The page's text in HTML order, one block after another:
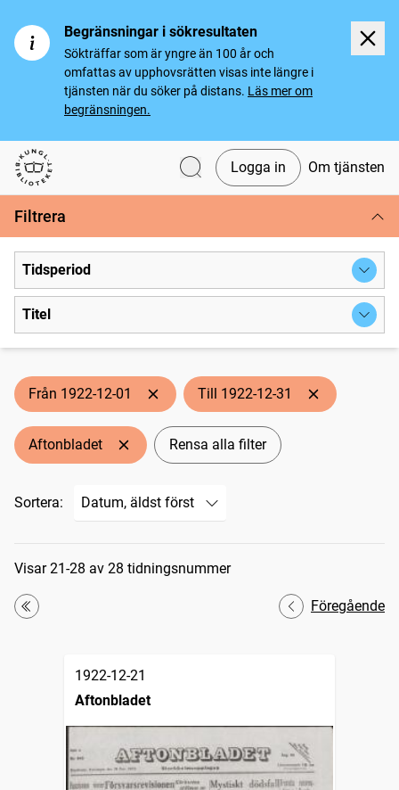
Begränsningar i sökresultaten
Sökträffar som är yngre än 100 år och
omfattas av upphovsrätten visas inte längre i
tjänsten när du söker på distans. Läs mer om
begränsningen.
Svenska tidningar
Logga in Om tjänsten
Filtrera
Tidsperiod
Titel
Från 1922-12-01 Till 1922-12-31
Aftonbladet Rensa alla filter
Sortera:
Sökresultat
Visar 21-28 av 28 tidningsnummer
Första
Föregående
1922-12-21
Aftonbladet